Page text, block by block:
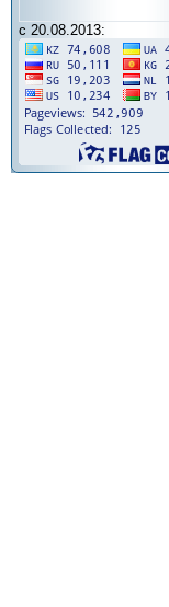
с 20.08.2013: